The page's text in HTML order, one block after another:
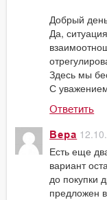
Добрый
Да,
Здесь мы
С
Ответить
Вера
Есть еще
вариант
до покупки
предложен